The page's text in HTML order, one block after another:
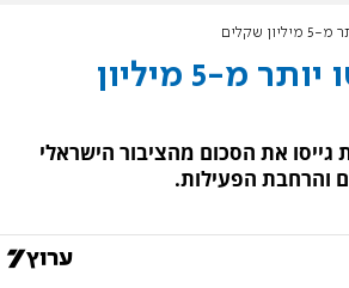
שקלים
המכינות גייסו יותר מ-5 מיליון
גייסו את הסכום מהציבור הישראלי
והרחבת הפעילות.